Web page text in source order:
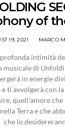
of
19, 2021 MARCO
intimità
musicale di
in energie
ti avvolgerà con
quell’amore
Terra e che
che lo